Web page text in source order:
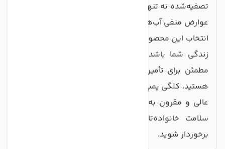
تصفیه‌شده نه تنها برای سلامت شما ضروری است، بلکه از
عوارض منفی آب‌های آلوده نیز جلوگیری می‌کند. بنابراین،
انتخاب این محصول می‌تواند قدمی بزرگ در ارتقاء کیفیت
زندگی شما باشد. در نهایت، اگر به دنبال یک راهکار
مطمئن برای تأمین آب سالم و بهداشتی در منزل خود
هستید، کلگی پمپ دستگاه تصفیه آب خانگی یک انتخاب
عالی و مقرون به صرفه است. با خرید این محصول، به
سلامت خانواده‌تان اهمیت دهید و از آرامش خاطر
برخوردار شوید.